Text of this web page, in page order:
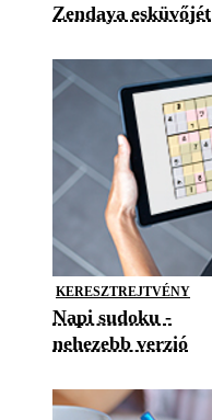
Zendaya esküvőjét
KERESZTREJTVÉNY
Napi sudoku -
nehezebb verzió